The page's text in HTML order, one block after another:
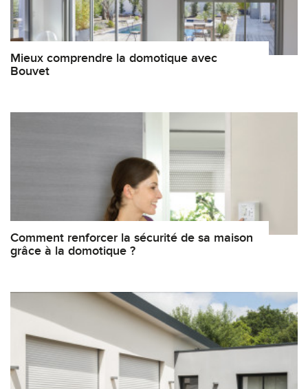
Mieux comprendre la domotique avec
Bouvet
Comment renforcer la sécurité de sa maison
grâce à la domotique ?